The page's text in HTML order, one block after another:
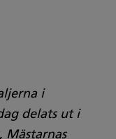
i
delats ut i
Mästarnas